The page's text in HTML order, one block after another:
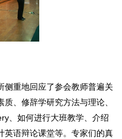
侧重地回应了参会教师普遍关
、修辞学研究方法与理论、
、如何进行大班教学、介绍
英语辩论课堂等。专家们的真